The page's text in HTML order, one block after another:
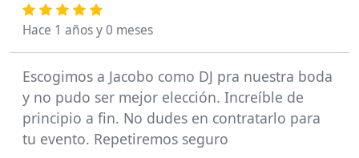
Hace 1 años y 0 meses
Escogimos a Jacobo como DJ pra nuestra boda
y no pudo ser mejor elección. Increíble de
principio a fin. No dudes en contratarlo para
tu evento. Repetiremos seguro